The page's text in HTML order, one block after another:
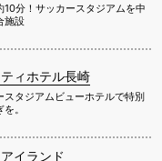
10分！サッカースタジアムを中
施設
ィホテル長崎
スタジアムビューホテルで特別
。
イランド